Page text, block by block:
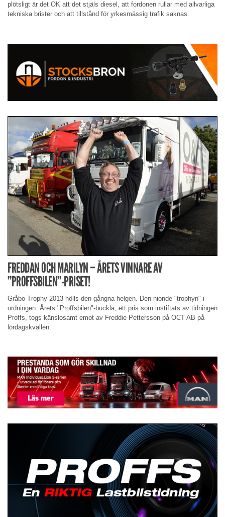
plötsligt är det OK att det stjäls diesel, att fordonen rullar med allvarliga
tekniska brister och att tillstånd för yrkesmässig trafik saknas.
FREDDAN OCH MARILYN – ÅRETS VINNARE AV
”PROFFSBILEN”-PRISET!
Gråbo Trophy 2013 hölls den gångna helgen. Den nionde "trophyn" i
ordningen. Årets "Proffsbilen"-buckla, ett pris som instiftats av tidningen
Proffs, togs känslosamt emot av Freddie Pettersson på OCT AB på
lördagskvällen.